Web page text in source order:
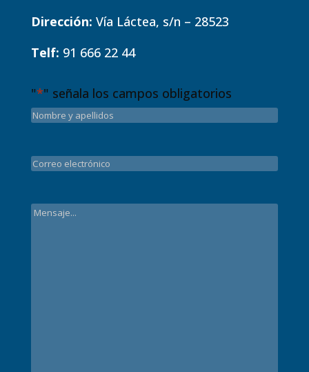
Dirección: Vía Láctea, s/n – 28523
Telf: 91 666 22 44
"*" señala los campos obligatorios